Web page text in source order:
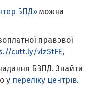
БПД» можна
правової
cutt.ly/vlzStFE;
БВПД. Знайти
у переліку центрів.